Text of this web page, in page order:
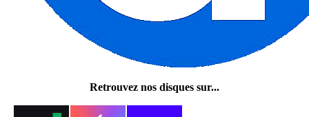
Retrouvez nos disques sur...